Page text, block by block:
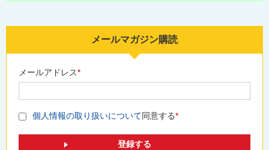
メールマガジン購読
メールアドレス*
個人情報の取り扱いについて同意する*